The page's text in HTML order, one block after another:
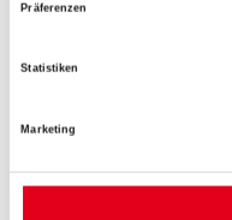
Präferenzen
Statistiken
Marketing
ZUSATZINFOS
EAN